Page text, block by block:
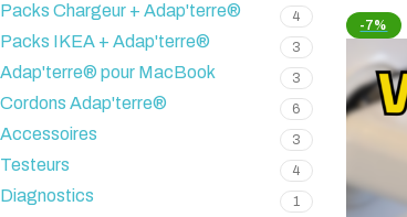
Packs Chargeur + Adap'terre® 4
Packs IKEA + Adap'terre® 3
Adap'terre® pour MacBook 3
Cordons Adap'terre® 6
Accessoires 3
Testeurs 4
Diagnostics 1
-7%